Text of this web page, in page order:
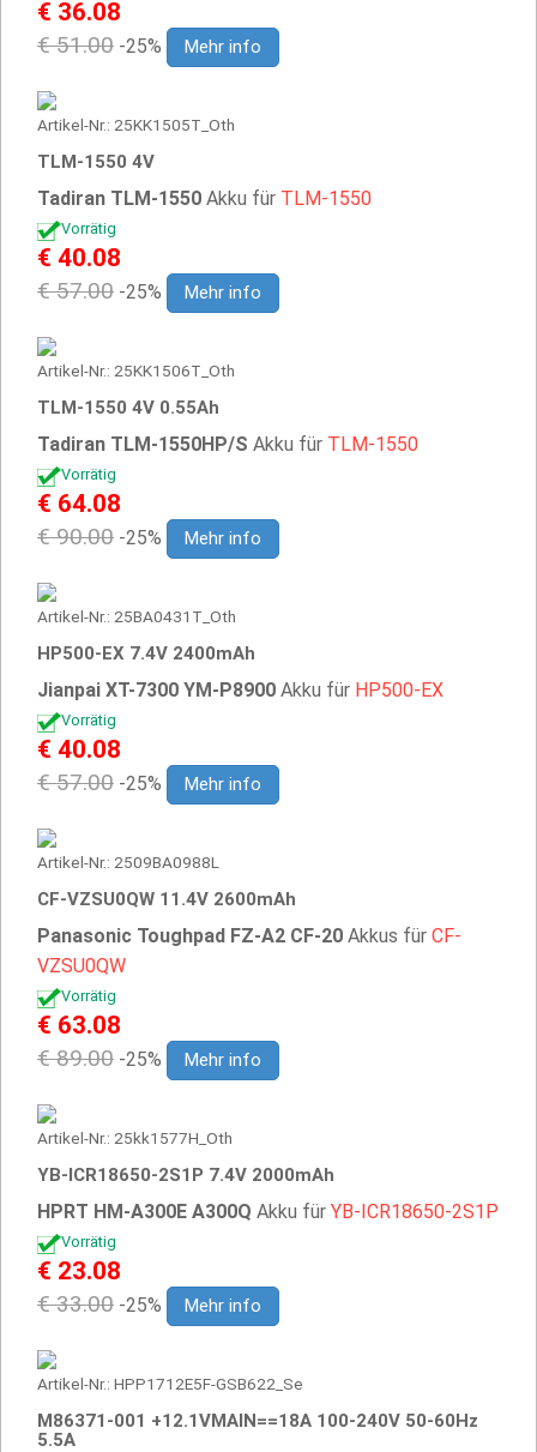
€ 36.08
€ 51.00 -25% Mehr info
Artikel-Nr.: 25KK1505T_Oth
TLM-1550 4V
Tadiran TLM-1550 Akku für TLM-1550
Vorrätig
€ 40.08
€ 57.00 -25% Mehr info
Artikel-Nr.: 25KK1506T_Oth
TLM-1550 4V 0.55Ah
Tadiran TLM-1550HP/S Akku für TLM-1550
Vorrätig
€ 64.08
€ 90.00 -25% Mehr info
Artikel-Nr.: 25BA0431T_Oth
HP500-EX 7.4V 2400mAh
Jianpai XT-7300 YM-P8900 Akku für HP500-EX
Vorrätig
€ 40.08
€ 57.00 -25% Mehr info
Artikel-Nr.: 2509BA0988L
CF-VZSU0QW 11.4V 2600mAh
Panasonic Toughpad FZ-A2 CF-20 Akkus für CF-
VZSU0QW
Vorrätig
€ 63.08
€ 89.00 -25% Mehr info
Artikel-Nr.: 25kk1577H_Oth
YB-ICR18650-2S1P 7.4V 2000mAh
HPRT HM-A300E A300Q Akku für YB-ICR18650-2S1P
Vorrätig
€ 23.08
€ 33.00 -25% Mehr info
Artikel-Nr.: HPP1712E5F-GSB622_Se
M86371-001 +12.1VMAIN==18A 100-240V 50-60Hz
5.5A